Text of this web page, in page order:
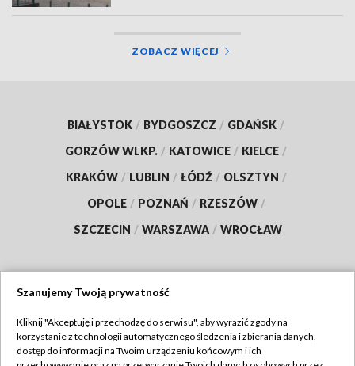
ZOBACZ WIĘCEJ
BIAŁYSTOK / BYDGOSZCZ / GDAŃSK /
GORZÓW WLKP. / KATOWICE / KIELCE /
KRAKÓW / LUBLIN / ŁÓDŹ / OLSZTYN /
OPOLE / POZNAŃ / RZESZÓW /
SZCZECIN / WARSZAWA / WROCŁAW
TVP
Szanujemy Twoją prywatność
Kliknij "Akceptuję i przechodzę do serwisu", aby wyrazić zgody na
korzystanie z technologii automatycznego śledzenia i zbierania danych,
dostęp do informacji na Twoim urządzeniu końcowym i ich